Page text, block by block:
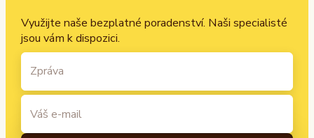
Využijte naše bezplatné poradenství. Naši specialisté
jsou vám k dispozici.